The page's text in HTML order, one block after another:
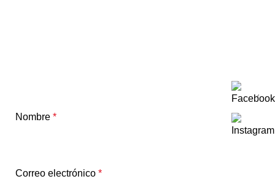
Nombre *
Correo electrónico *